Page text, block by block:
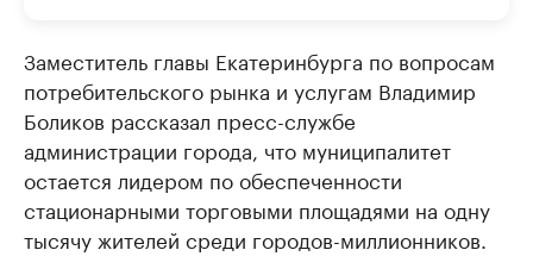
Заместитель главы Екатеринбурга по вопросам
потребительского рынка и услугам Владимир
Боликов рассказал пресс-службе
администрации города, что муниципалитет
остается лидером по обеспеченности
стационарными торговыми площадями на одну
тысячу жителей среди городов-миллионников.